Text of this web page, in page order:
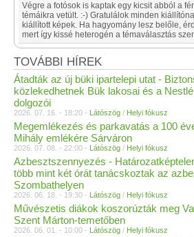
Végre a fotósok is kaptak egy kicsit abból a
témáikra vetült. :-) Gratulálok minden
kiállított képek. Ha hagyomány lesz belőle,
mert így kissé heterogén a témaválasztás
TOVÁBBI HÍREK
Átadták az új büki ipartelepi utat -
közlekedhetnek Bük lakosai és a
dolgozói
2026. 07. 16. - 18:20 - Látószög / Helyi fókusz
Megemlékezés és parkavatás a 100
Mihály emlékére Sárváron
2026. 07. 08. - 22:00 - Látószög / Helyi fókusz
Azbesztszennyezés -
több mint két órát tanácskoztak az
Szombathelyen
2026. 06. 18. - 19:30 - Látószög / Helyi fókusz
Művészetis diákok koszorúzták meg
Szent Márton-temetőben
2026. 06. 01. - 10:00 - Látószög / Helyi fókusz